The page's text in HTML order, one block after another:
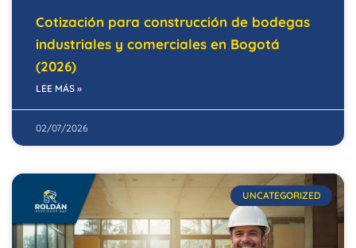
Cotización para construcción de bodegas
industriales y comerciales en Bogotá
(2026)
LEE MÁS »
02/07/2026
UNCATEGORIZED